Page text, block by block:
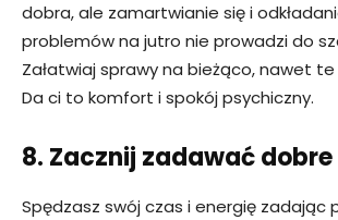
dobra, ale zamartwianie się i
problemów na jutro nie prowadzi do
Załatwiaj sprawy na bieżąco, nawet
Da ci to komfort i spokój psychiczny.
8. Zacznij zadawać
Spędzasz swój czas i energię zadając